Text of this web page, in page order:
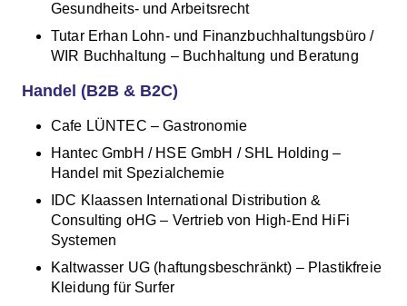
Gesundheits- und Arbeitsrecht
Tutar Erhan Lohn- und Finanzbuchhaltungsbüro /
WIR Buchhaltung – Buchhaltung und Beratung
Handel (B2B & B2C)
Cafe LÜNTEC – Gastronomie
Hantec GmbH / HSE GmbH / SHL Holding –
Handel mit Spezialchemie
IDC Klaassen International Distribution &
Consulting oHG – Vertrieb von High-End HiFi
Systemen
Kaltwasser UG (haftungsbeschränkt) – Plastikfreie
Kleidung für Surfer